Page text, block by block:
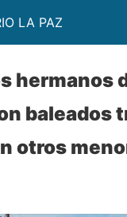
LA PAZ
hermanos
baleados
otros